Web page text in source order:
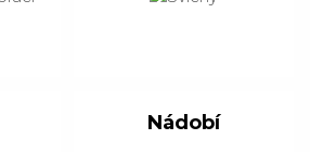
Nádobí